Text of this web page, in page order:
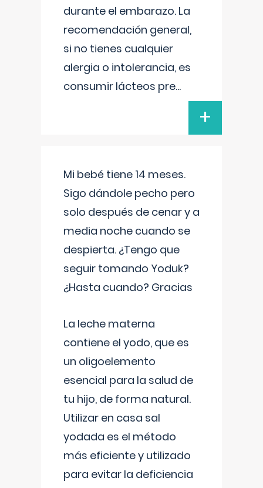
durante el embarazo. La
recomendación general,
si no tienes cualquier
alergia o intolerancia, es
consumir lácteos pre...
+
Mi bebé tiene 14 meses.
Sigo dándole pecho pero
solo después de cenar y a
media noche cuando se
despierta. ¿Tengo que
seguir tomando Yoduk?
¿Hasta cuando? Gracias
La leche materna
contiene el yodo, que es
un oligoelemento
esencial para la salud de
tu hijo, de forma natural.
Utilizar en casa sal
yodada es el método
más eficiente y utilizado
para evitar la deficiencia